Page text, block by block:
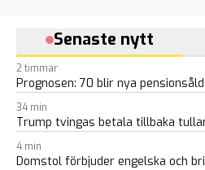
Senaste nytt
2 timmar
Prognosen: 70 blir nya
34 min
Trump tvingas betala tillbaka
4 min
Domstol förbjuder engelska och